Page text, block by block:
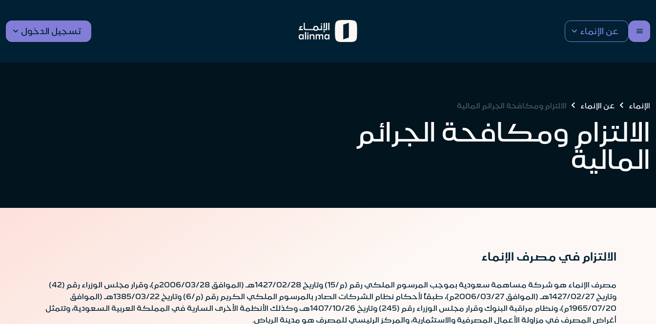
عن الإنماء تسجيل الدخول
الإنماء عن الإنماء الالتزام ومكافحة الجرائم المالية
الالتزام ومكافحة الجرائم
المالية
الالتزام في مصرف الإنماء
مصرف الإنماء هو شركة مساهمة سعودية بموجب المرسوم الملكي رقم (م/15) وتاريخ 1427/02/28هـ (الموافق 2006/03/28م)، وقرار مجلس الوزراء رقم (42)
وتاريخ 1427/02/27هـ (الموافق 2006/03/27م)، طبقاً لأحكام نظام الشركات الصادر بالمرسوم الملكي الكريم رقم (م/6) وتاريخ 1385/03/22هـ (الموافق
1965/07/20م)، ونظام مراقبة البنوك وقرار مجلس الوزراء رقم (245) وتاريخ 1407/10/26هـ، وكذلك الأنظمة الأخرى السارية في المملكة العربية السعودية، وتتمثل
أغراض المصرف في مزاولة الأعمال المصرفية والاستثمارية، والمركز الرئيسي للمصرف هو مدينة الرياض.